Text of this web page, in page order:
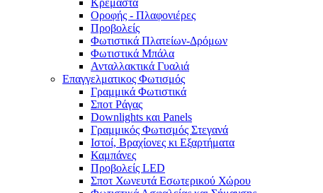
Κρεμαστά
Οροφής - Πλαφονιέρες
Προβολείς
Φωτιστικά Πλατείων-Δρόμων
Φωτιστικά Μπάλα
Ανταλλακτικά Γυαλιά
Επαγγελματικος Φωτισμός
Γραμμικά Φωτιστικά
Σποτ Ράγας
Downlights και Panels
Γραμμικός Φωτισμός Στεγανά
Ιστοί, Βραχίονες κι Εξαρτήματα
Καμπάνες
Προβολείς LED
Σποτ Χωνευτά Εσωτερικού Χώρου